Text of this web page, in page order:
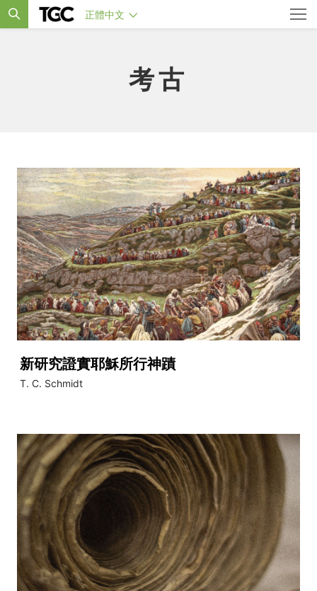
正體中文
考古
新研究證實耶穌所行神蹟
T. C. Schmidt